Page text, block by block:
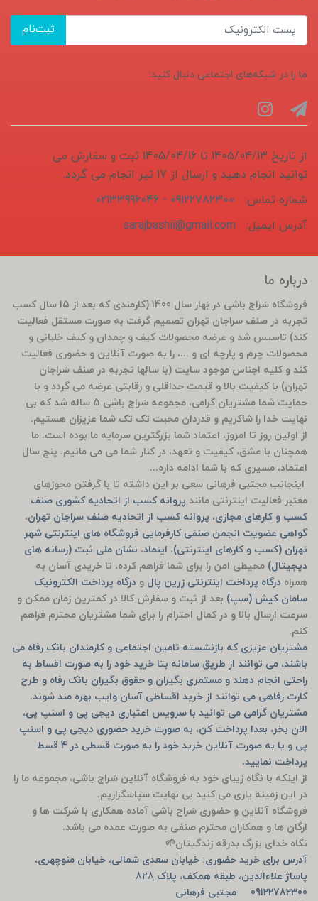
ثبت‌نام
ما را در شبکه‌های اجتماعی دنبال کنید:
از تاریخ 1405/04/13 تا 1405/04/16 ثبت و سفارش می
توانید انجام دهید و ارسال از 17 تیر انجام می گردد.
شماره تماس:
09122782300 - 02133996046
آدرس ایمیل:
sarajbashii@gmail.com
درباره ما
فروشگاه سَراج باشی در بَهار سال 1400 (کارمندی که بعد از 15 سال کسب
تجربه در صنف سراجان تهران تصمیم گرفت به صورت مستقل فعالیت
کند) تاسیس شد و عرضه محصولات کیف و چمدان و کیف خلبانی و
محصولات چرم و پارچه ای و ...، را به صورت آنلاین و حضوری فعالیت
کند و کلیه اجناس موجود سایت (با سالها تجربه در صنف سَراجان
تهران) با کیفیت بالا و قیمت حداقلی و رقابتی عرضه می گردد و با
حمایت شما مشتریان گرامی، مجموعه سَراج باشی 5 ساله شد که بی
نهایت خدا را شاکریم و قدردان محبت تک تک شما عزیزان هستیم.
از اولین روز تا امروز، اعتماد شما بزرگترین سرمایه ما بوده است. ما
همچنان با عشق، کیفیت و تعهد، در کنار شما می می مانیم. پنج سال
اعتماد، مسیری که با شما ادامه داره...
اینجانب مجتبی فرهانی سعی بر این داشته تا با گرفتن مجوزهای
معتبر فعالیت اینترنتی مانند پروانه کسب از اتحادیه کشوری صنف
کسب و کارهای مجازی، پروانه کسب از اتحادیه صنف سراجان تهران،
گواهی عضویت انجمن صنفی کارفرمایی فروشگاه های اینترنتی شهر
تهران (کسب و کارهای اینترنتی)، اینماد، نشان ملی ثبت (رسانه های
دیجیتال) محیطی امن را برای شما فراهم کرده، تا خریدی آسان به
همراه درگاه پرداخت اینترنتی زرین پال و درگاه پرداخت الکترونیک
سامان کیش (سپ) بعد از ثبت و سفارش کالا در کمترین زمان ممکن و
سرعت ارسال بالا و در کمال احترام را برای شما مشتریان محترم فراهم
کنم.
مشتریان عزیزی که بازنشسته تامین اجتماعی و کارمندان بانک رفاه می
باشند، می توانند از طریق سامانه بتا خرید خود را به صورت اقساط به
راحتی انجام دهند و مستمری بگیران و حقوق بگیران بانک رفاه و طرح
کارت رفاهی می توانند از خرید اقساطی آسان وایب بهره مند شوند.
مشتریان گرامی می توانید با سرویس اعتباری دیجی پی و اسنپ پی،
الان بخر، بعدا پرداخت کن، به صورت خرید حضوری دیجی پی و اسنپ
پی و یا به صورت آنلاین خرید خود را به صورت قسطی در 4 قسط
پرداخت نمایید.
از اینکه با نگاه زیبای خود به فروشگاه آنلاین سَراج باشی، مجموعه ما را
در این زمینه یاری می کنید بی نهایت سپاسگزاریم.
فروشگاه آنلاین و حضوری سَراج باشی آماده همکاری با شرکت ها و
ارگان ها و همکاران محترم صنفی به صورت عمده می باشد.
نگاه خدای بزرگ بدرقه زندگیتان🌱
آدرس برای خرید حضوری: خیابان سعدی شمالی، خیابان منوچهری،
پاساژ علاءالدین، طبقه همکف، پلاک 828
09122782300 مجتبی فرهانی